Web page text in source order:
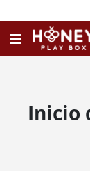
Toggle
Inicio